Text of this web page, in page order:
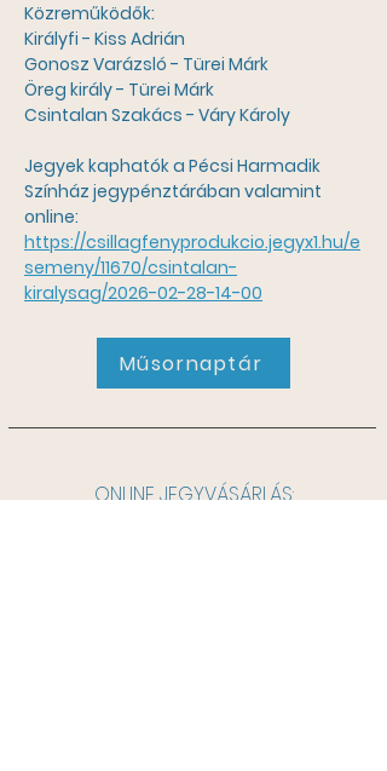
Közreműködők:
Királyfi - Kiss Adrián
Gonosz Varázsló - Türei Márk
Öreg király - Türei Márk
Csintalan Szakács - Váry Károly
Jegyek kaphatók a Pécsi Harmadik
Színház jegypénztárában valamint
online:
https://csillagfenyprodukcio.jegyx1.hu/e
semeny/11670/csintalan-
kiralysag/2026-02-28-14-00
Műsornaptár
ONLINE JEGYVÁSÁRLÁS: